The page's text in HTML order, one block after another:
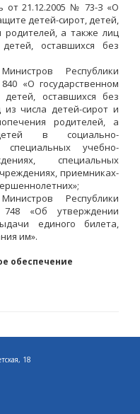
от 21.12.2005 № 73-З «О
детей-сирот, детей,
родителей, а также лиц
оставшихся без
Республики
«О государственном
детей, оставшихся без
числа детей-сирот и
родителей, а
в социально-
специальных учебно-
специальных
приемниках-
Республики
«Об утверждении
единого билета,
им».
обеспечение
18